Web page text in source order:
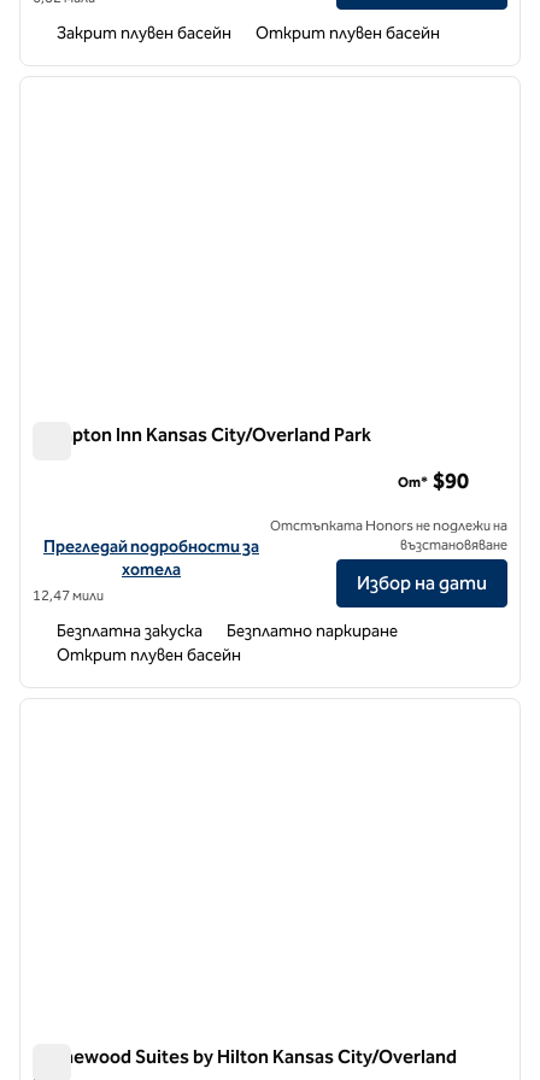
Закрит плувен басейн Открит плувен басейн
1 от 12
Hampton Inn Kansas City/Overland Park
Вижте подробности за хотела за Hampton Inn Kansas City/
Прегледай подробности за
хотела
12,47 мили
От* $90
Отстъпката Honors не подлежи на
възстановяване
Избор на дати
Безплатна закуска
Безплатно паркиране
Открит плувен басейн
1 от 12
Homewood Suites by Hilton Kansas City/Overland